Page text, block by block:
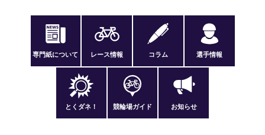
専門紙について レース情報 コラム 選手情報
とくダネ！ 競輪場ガイド お知らせ